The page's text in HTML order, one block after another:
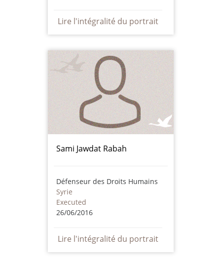
Lire l'intégralité du portrait
Sami Jawdat Rabah
Défenseur des Droits Humains
Syrie
Executed
26/06/2016
Lire l'intégralité du portrait